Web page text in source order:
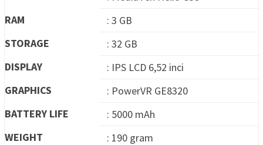
RAM
: 3 GB
STORAGE
: 32 GB
DISPLAY
: IPS LCD 6,52 inci
GRAPHICS
: PowerVR GE8320
BATTERY LIFE
: 5000 mAh
WEIGHT
: 190 gram